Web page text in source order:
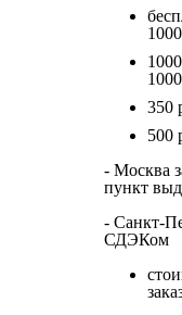
350
500
- Москва
пункт
- Санкт-
СДЭКом